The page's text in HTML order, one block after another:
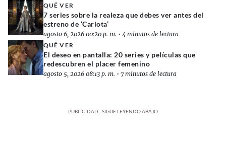
QUÉ VER
7 series sobre la realeza que debes ver antes del
estreno de ‘Carlota’
agosto 6, 2026 00:20 p. m. • 4 minutos de lectura
QUÉ VER
El deseo en pantalla: 20 series y películas que
redescubren el placer femenino
agosto 5, 2026 08:13 p. m. • 7 minutos de lectura
PUBLICIDAD - SIGUE LEYENDO ABAJO